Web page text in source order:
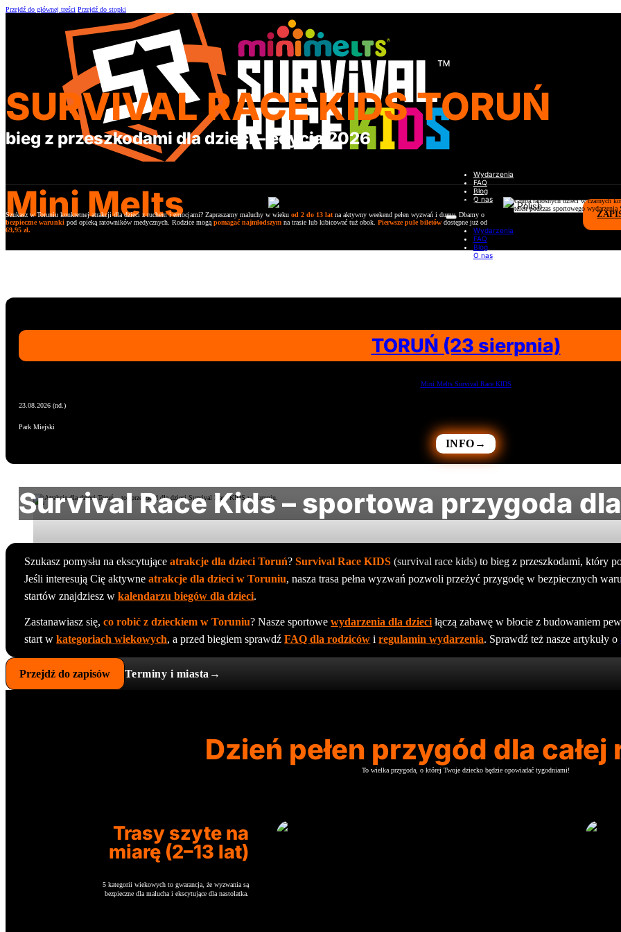
Przejdź do głównej treści Przejdź do stopki
Wydarzenia
FAQ
Blog
O nas
Wydarzenia
FAQ
Blog
O nas
SURVIVAL RACE KIDS TORUŃ
bieg z przeszkodami dla dzieci – edycja 2026
Mini Melts
Szukasz w Toruniu konkretnej atrakcji dla dzieci z ruchem i emocjami? Zapraszamy maluchy w wieku od 2 do 13 latna aktywny weekend pełen wyzwań i dumy. Dbamy o
bezpieczne warunki pod opieką ratowników medycznych. Rodzice mogąpomagać najmłodszym na trasie lub kibicować tuż obok. Pierwsze pule biletów dostępne już od
69,95 zł.
Najbliższe biegi dla dzieci w Toruniu – terminy i zapisy
TORUŃ (23 sierpnia)
Mini Melts Survival Race KIDS
23.08.2026 (nd.)
Park Miejski
INFO→
Survival Race Kids – sportowa przygoda
Szukasz pomysłu na ekscytująceatrakcje dla dzieci Toruń?Survival Race KIDS (survival race kids) to bieg z przeszkodami, który
Jeśli interesują Cię aktywneatrakcje dla dzieci w Toruniu, nasza trasa pełna wyzwań pozwoli przeżyć przygodę w bezpiecznych
startów znajdziesz wkalendarzu biegów dla dzieci.
Zastanawiasz się,co robić z dzieckiem w Toruniu? Nasze sportowewydarzenia dla dzieci łączą zabawę w błocie z budowaniem
start wkategoriach wiekowych, a przed biegiem sprawdźFAQ dla rodziców iregulamin wydarzenia. Sprawdź też nasze artykuły o
Przejdź do zapisów Terminy i miasta→
Dzień pełen przygód dla
To wielka przygoda, o której Twoje dziecko będzie opowiadać tygodniami!
Trasy szyte na
miarę (2–13 lat)
5 kategorii wiekowych to gwarancja, że wyzwania są
bezpieczne dla malucha i ekscytujące dla nastolatka.